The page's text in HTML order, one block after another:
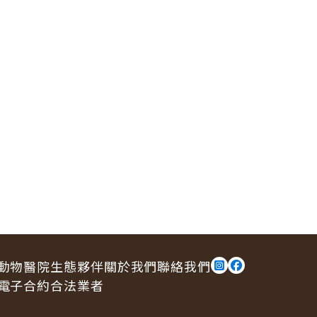
物醫院生態夥伴關於我們聯絡我們
子合約合法業者